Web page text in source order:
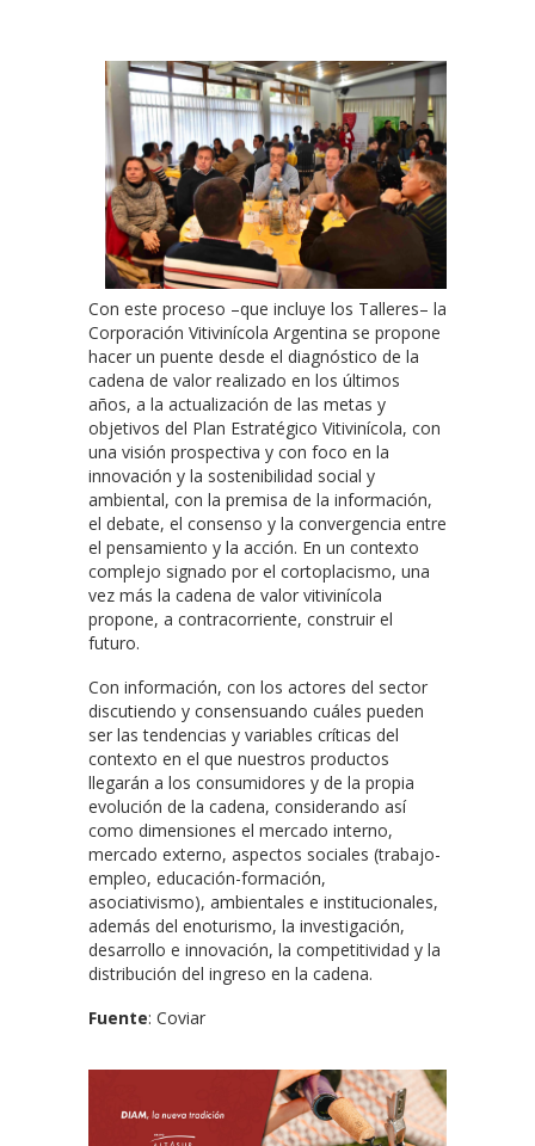
Con este proceso –que incluye los Talleres– la
Corporación Vitivinícola Argentina se propone
hacer un puente desde el diagnóstico de la
cadena de valor realizado en los últimos
años, a la actualización de las metas y
objetivos del Plan Estratégico Vitivinícola, con
una visión prospectiva y con foco en la
innovación y la sostenibilidad social y
ambiental, con la premisa de la información,
el debate, el consenso y la convergencia entre
el pensamiento y la acción. En un contexto
complejo signado por el cortoplacismo, una
vez más la cadena de valor vitivinícola
propone, a contracorriente, construir el
futuro.
Con información, con los actores del sector
discutiendo y consensuando cuáles pueden
ser las tendencias y variables críticas del
contexto en el que nuestros productos
llegarán a los consumidores y de la propia
evolución de la cadena, considerando así
como dimensiones el mercado interno,
mercado externo, aspectos sociales (trabajo-
empleo, educación-formación,
asociativismo), ambientales e institucionales,
además del enoturismo, la investigación,
desarrollo e innovación, la competitividad y la
distribución del ingreso en la cadena.
Fuente: Coviar